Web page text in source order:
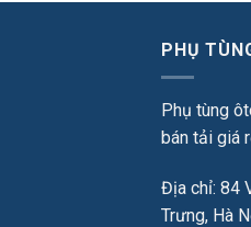
PHỤ
Phụ tùng
bán tải giá
Địa chỉ: 84
Trưng, Hà